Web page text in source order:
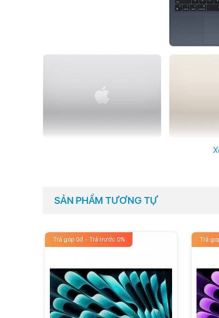
Trên Macbook Air 2022 này, Apple sẽ trang bị cho
Hiệu năng cực khủng với chip M2
độ và hiệu suất năng lượng cao hơn so với thế hệ
việc.
SẢN PHẨM TƯƠNG TỰ
Trả góp 0đ - Trả trước 0% Trả